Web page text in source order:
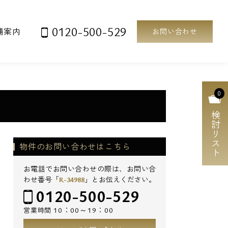
案内 0120-500-529 お問い合わせ
0
検討リスト
物件のお問い合わせはこちら
お電話でお問い合わせの際は、お問い合
わせ番号「R-34988 」とお伝えください。
0120-500-529
営業時間 10：00～19：00